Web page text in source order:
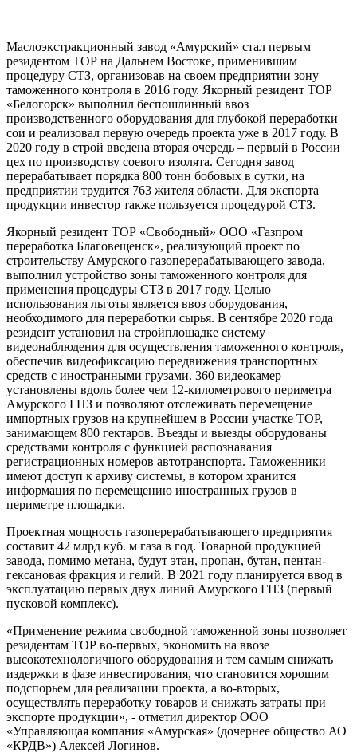
Маслоэкстракционный завод «Амурский» стал первым
резидентом ТОР на Дальнем Востоке, применившим
процедуру СТЗ, организовав на своем предприятии зону
таможенного контроля в 2016 году. Якорный резидент ТОР
«Белогорск» выполнил беспошлинный ввоз
производственного оборудования для глубокой переработки
сои и реализовал первую очередь проекта уже в 2017 году. В
2020 году в строй введена вторая очередь – первый в России
цех по производству соевого изолята. Сегодня завод
перерабатывает порядка 800 тонн бобовых в сутки, на
предприятии трудится 763 жителя области. Для экспорта
продукции инвестор также пользуется процедурой СТЗ.
Якорный резидент ТОР «Свободный» ООО «Газпром
переработка Благовещенск», реализующий проект по
строительству Амурского газоперерабатывающего завода,
выполнил устройство зоны таможенного контроля для
применения процедуры СТЗ в 2017 году. Целью
использования льготы является ввоз оборудования,
необходимого для переработки сырья. В сентябре 2020 года
резидент установил на стройплощадке систему
видеонаблюдения для осуществления таможенного контроля,
обеспечив видеофиксацию передвижения транспортных
средств с иностранными грузами. 360 видеокамер
установлены вдоль более чем 12-километрового периметра
Амурского ГПЗ и позволяют отслеживать перемещение
импортных грузов на крупнейшем в России участке ТОР,
занимающем 800 гектаров. Въезды и выезды оборудованы
средствами контроля с функцией распознавания
регистрационных номеров автотранспорта. Таможенники
имеют доступ к архиву системы, в котором хранится
информация по перемещению иностранных грузов в
периметре площадки.
Проектная мощность газоперерабатывающего предприятия
составит 42 млрд куб. м газа в год. Товарной продукцией
завода, помимо метана, будут этан, пропан, бутан, пентан-
гексановая фракция и гелий. В 2021 году планируется ввод в
эксплуатацию первых двух линий Амурского ГПЗ (первый
пусковой комплекс).
«Применение режима свободной таможенной зоны позволяет
резидентам ТОР во-первых, экономить на ввозе
высокотехнологичного оборудования и тем самым снижать
издержки в фазе инвестирования, что становится хорошим
подспорьем для реализации проекта, а во-вторых,
осуществлять переработку товаров и снижать затраты при
экспорте продукции», - отметил директор ООО
«Управляющая компания «Амурская» (дочернее общество АО
«КРДВ») Алексей Логинов.